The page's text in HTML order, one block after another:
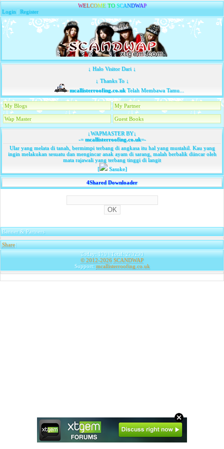
WELCOME TO SCANDWAP
Login |Register
↓ Halo Visitor Dari ↓
↓ Thanks To ↓
mcallisterroofing.co.ukTelah Membawa Tamu...
My Blogs My Partner
Wap Master Guest Books
↓WAPMASTER BY↓
-=mcallisterroofing.co.uk=-
Ular yang melata di tanah, bermimpi terbang di angkasa itu hal yang mustahil. Kau yang
ingin melakukan sesuatu dan mengincar anak ayam di sarang, malah berbalik diincar oleh
mata rajawali yang terbang tinggi di langit
[
Sasuke]
4Shared Downloader
Banner & Partners
Share|
Today: 179 | Total: 279290
© 2012-2026 SCANDWAP
Support: mcallisterroofing.co.uk